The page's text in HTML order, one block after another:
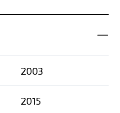
2003
2015